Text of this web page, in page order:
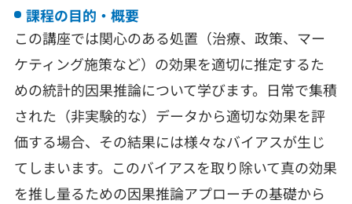
課程の目的・概要
この講座では関心のある処置（治療、政策、マー
ケティング施策など）の効果を適切に推定するた
めの統計的因果推論について学びます。日常で集積
された（非実験的な）データから適切な効果を評
価する場合、その結果には様々なバイアスが生じ
てしまいます。このバイアスを取り除いて真の効果
を推し量るための因果推論アプローチの基礎から